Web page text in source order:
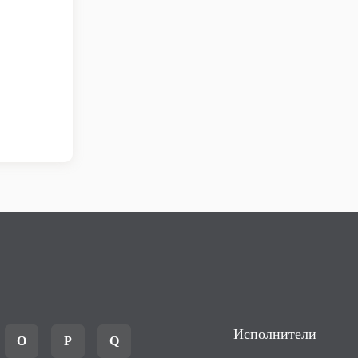
O P Q Исполнители